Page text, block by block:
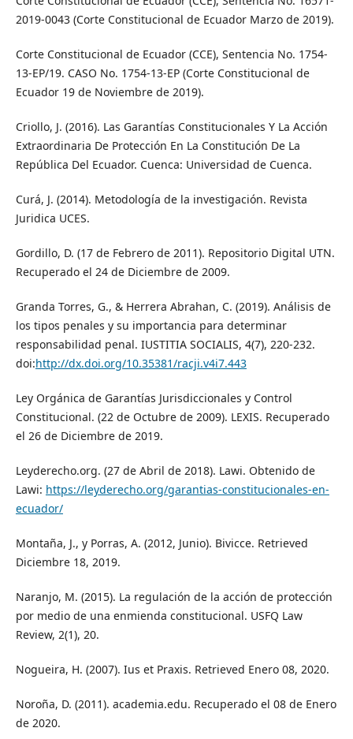
2019-0043 (Corte Constitucional de Ecuador Marzo de 2019).
Corte Constitucional de Ecuador (CCE), Sentencia No. 1754-
13-EP/19. CASO No. 1754-13-EP (Corte Constitucional de
Ecuador 19 de Noviembre de 2019).
Criollo, J. (2016). Las Garantías Constitucionales Y La Acción
Extraordinaria De Protección En La Constitución De La
República Del Ecuador. Cuenca: Universidad de Cuenca.
Curá, J. (2014). Metodología de la investigación. Revista
Juridica UCES.
Gordillo, D. (17 de Febrero de 2011). Repositorio Digital UTN.
Recuperado el 24 de Diciembre de 2009.
Granda Torres, G., & Herrera Abrahan, C. (2019). Análisis de
los tipos penales y su importancia para determinar
responsabilidad penal. IUSTITIA SOCIALIS, 4(7), 220-232.
doi:http://dx.doi.org/10.35381/racji.v4i7.443
Ley Orgánica de Garantías Jurisdiccionales y Control
Constitucional. (22 de Octubre de 2009). LEXIS. Recuperado
el 26 de Diciembre de 2019.
Leyderecho.org. (27 de Abril de 2018). Lawi. Obtenido de
Lawi: https://leyderecho.org/garantias-constitucionales-en-
ecuador/
Montaña, J., y Porras, A. (2012, Junio). Bivicce. Retrieved
Diciembre 18, 2019.
Naranjo, M. (2015). La regulación de la acción de protección
por medio de una enmienda constitucional. USFQ Law
Review, 2(1), 20.
Nogueira, H. (2007). Ius et Praxis. Retrieved Enero 08, 2020.
Noroña, D. (2011). academia.edu. Recuperado el 08 de Enero
de 2020.